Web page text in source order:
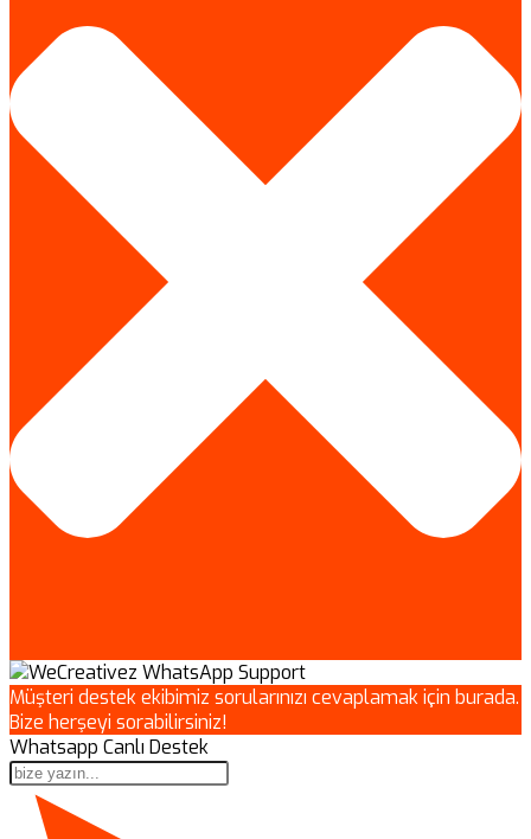
Müşteri destek ekibimiz sorularınızı cevaplamak için burada.
Bize herşeyi sorabilirsiniz!
Whatsapp Canlı Destek